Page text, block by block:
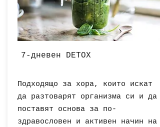
7-дневен DETOX
Подходящо за хора, които искат
да разтоварят организма си и да
поставят основа за по-
здравословен и активен начин на